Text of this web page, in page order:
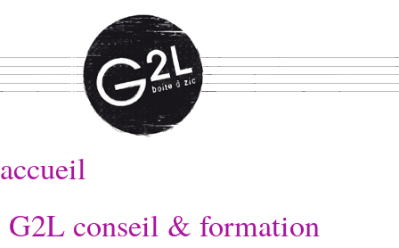
accueil
G2L conseil & formation